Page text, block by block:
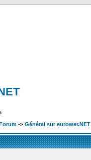
-> Général sur eurower.NET